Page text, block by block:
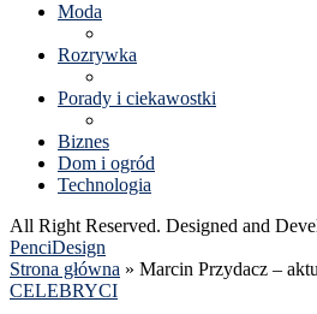
Moda
Rozrywka
Porady i ciekawostki
Biznes
Dom i ogród
Technologia
All Right Reserved. Designed and
PenciDesign
Strona główna » Marcin Przydacz –
CELEBRYCI